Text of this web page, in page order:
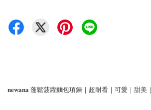
𝐧𝐞𝐰𝐚𝐧𝐚 蓬鬆菠蘿麵包項鍊｜超耐看｜可愛｜甜美